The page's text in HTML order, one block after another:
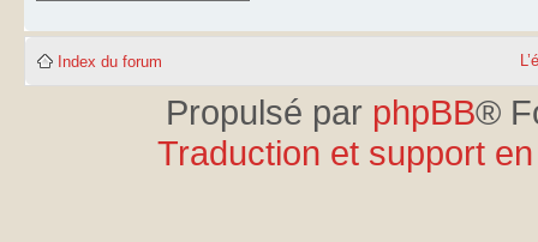
Index du forum
Propulsé par phpBB®
Traduction et support